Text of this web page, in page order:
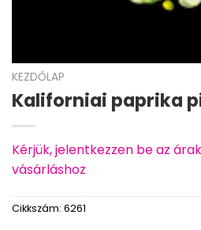
KEZDŐLAP
Kaliforniai paprika
Kérjük, jelentkezzen be az
vásárláshoz
Cikkszám: 6261